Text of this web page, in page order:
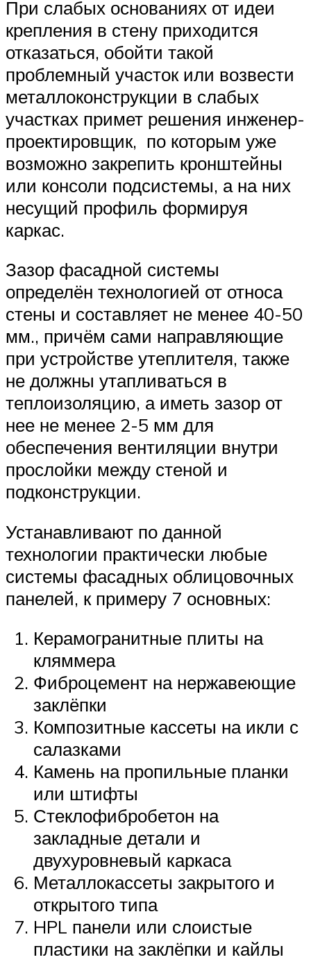
При слабых основаниях от идеи
крепления в стену приходится
отказаться, обойти такой
проблемный участок или возвести
металлоконструкции в слабых
участках примет решения инженер-
проектировщик, по которым уже
возможно закрепить кронштейны
или консоли подсистемы, а на них
несущий профиль формируя
каркас.
Зазор фасадной системы
определён технологией от относа
стены и составляет не менее 40-50
мм., причём сами направляющие
при устройстве утеплителя, также
не должны утапливаться в
теплоизоляцию, а иметь зазор от
нее не менее 2-5 мм для
обеспечения вентиляции внутри
прослойки между стеной и
подконструкции.
Устанавливают по данной
технологии практически любые
системы фасадных облицовочных
панелей, к примеру 7 основных:
Керамогранитные плиты на
кляммера
Фиброцемент на нержавеющие
заклёпки
Композитные кассеты на икли с
салазками
Камень на пропильные планки
или штифты
Стеклофибробетон на
закладные детали и
двухуровневый каркаса
Металлокассеты закрытого и
открытого типа
HPL панели или слоистые
пластики на заклёпки и кайлы